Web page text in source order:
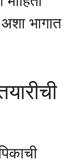
भागात